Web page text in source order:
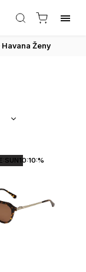
Havana Ženy